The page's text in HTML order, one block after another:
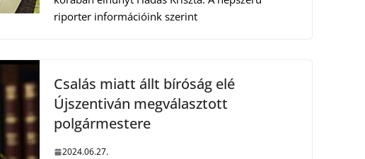
riporter információink szerint
Csalás miatt állt bíróság elé
Újszentiván megválasztott
polgármestere
2024.06.27.